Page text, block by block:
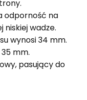
odporność na
niskiej wadze.
wynosi 34 mm.
mm.
pasujący do